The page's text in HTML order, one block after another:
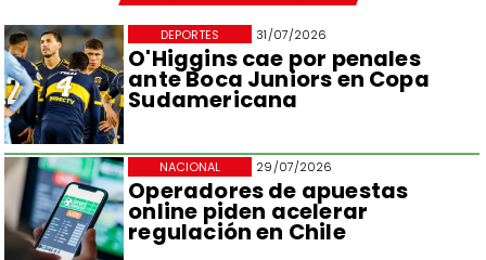
31/07/2026
O'Higgins cae por penales
ante Boca Juniors en Copa
Sudamericana
DEPORTES
29/07/2026
Operadores de apuestas
online piden acelerar
regulación en Chile
NACIONAL